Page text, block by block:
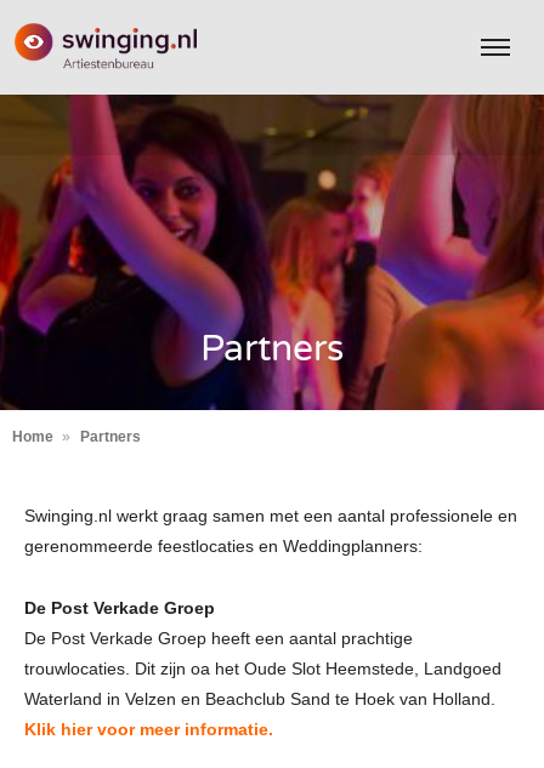
Partners
Home Partners
Swinging.nl werkt graag samen met een aantal professionele en
gerenommeerde feestlocaties en Weddingplanners:
De Post Verkade Groep
De Post Verkade Groep heeft een aantal prachtige
trouwlocaties. Dit zijn oa het Oude Slot Heemstede, Landgoed
Waterland in Velzen en Beachclub Sand te Hoek van Holland.
Klik hier voor meer informatie.